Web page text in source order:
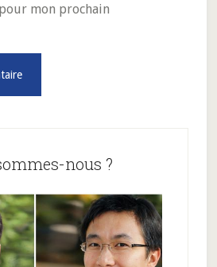
mon prochain
nous ?